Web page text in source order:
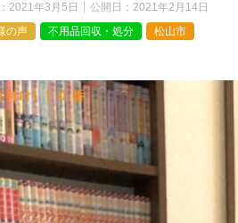
2021年3月5日 公開日： 2021年2月14日
の声
不用品回収・処分 松山市